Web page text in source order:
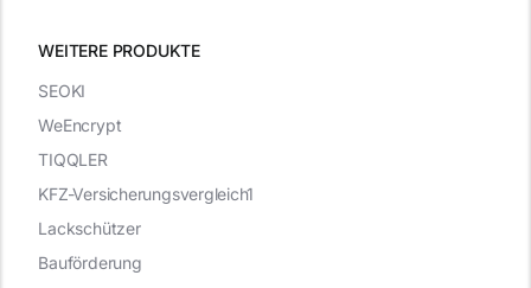
WEITERE PRODUKTE
SEOKI
WeEncrypt
TIQQLER
KFZ-Versicherungsvergleich1
Lackschützer
Bauförderung